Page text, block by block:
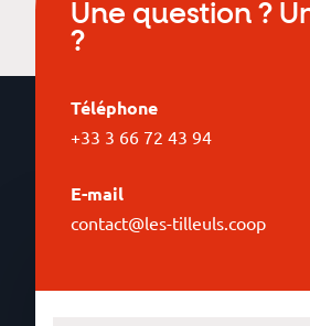
Une question ?
?
Téléphone
+33 3 66 72 43 94
E-mail
contact@les-tilleuls.coop